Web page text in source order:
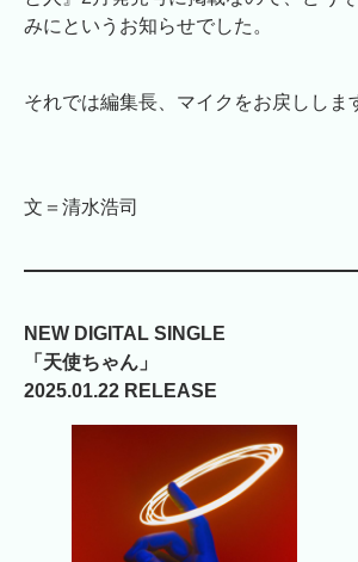
みにというお知らせでした。
それでは編集長、マイクをお戻ししま
文＝清水浩司
NEW DIGITAL SINGLE
「天使ちゃん」
2025.01.22 RELEASE